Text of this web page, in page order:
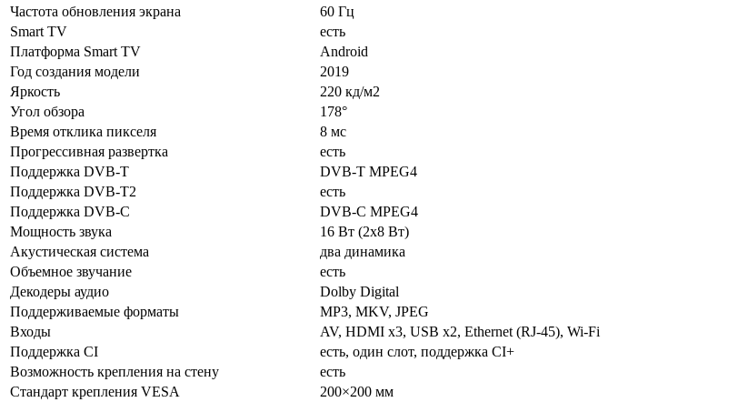
Частота обновления экрана
60 Гц
Smart TV
есть
Платформа Smart TV
Android
Год создания модели
2019
Яркость
220 кд/м2
Угол обзора
178°
Время отклика пикселя
8 мс
Прогрессивная развертка
есть
Поддержка DVB-T
DVB-T MPEG4
Поддержка DVB-T2
есть
Поддержка DVB-C
DVB-C MPEG4
Мощность звука
16 Вт (2x8 Вт)
Акустическая система
два динамика
Объемное звучание
есть
Декодеры аудио
Dolby Digital
Поддерживаемые форматы
MP3, MKV, JPEG
Входы
AV, HDMI x3, USB x2, Ethernet (RJ-45), Wi-Fi
Поддержка CI
есть, один слот, поддержка CI+
Возможность крепления на стену
есть
Стандарт крепления VESA
200×200 мм